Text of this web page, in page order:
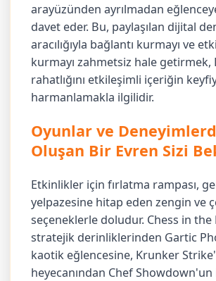
arayüzünden ayrılmadan
davet eder. Bu, paylaşılan dijital
aracılığıyla bağlantı kurmayı ve
kurmayı zahmetsiz hale
rahatlığını etkileşimli içeriğin
harmanlamakla ilgilidir.
Oyunlar ve
Oluşan Bir Evren Sizi
Etkinlikler için fırlatma rampası,
yelpazesine hitap eden zengin ve
seçeneklerle doludur. Chess in the
stratejik derinliklerinden Gartic
kaotik eğlencesine, Krunker
heyecanından Chef